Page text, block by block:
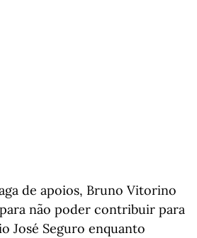
de apoios, Bruno Vitorino
não poder contribuir para
José Seguro enquanto